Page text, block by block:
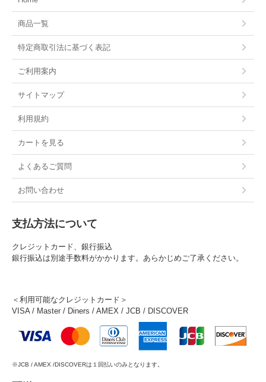
商品一覧
特定商取引法に基づく表記
ご利用案内
サイトマップ
利用規約
カートを見る
よくあるご質問
お問い合わせ
支払方法について
クレジットカード、銀行振込
銀行振込は別途手数料がかかります。あらかじめご了承ください。
＜利用可能なクレジットカード＞
VISA / Master / Diners / AMEX / JCB / DISCOVER
※JCB / AMEX /DISCOVERは１回払いのみとなります。